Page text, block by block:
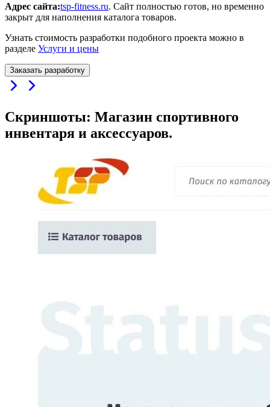
Адрес сайта:tsp-fitness.ru. Сайт полностью готов, но временно
закрыт для наполнения каталога товаров.
Узнать стоимость разработки подобного проекта можно в
разделе Услуги и цены
Заказать разработку
Скриншоты: Магазин спортивного
инвентаря и аксессуаров.